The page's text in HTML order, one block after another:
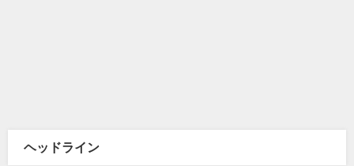
ヘッドライン